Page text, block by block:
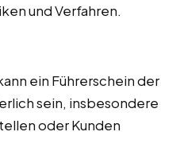
und Verfahren.
ein Führerschein der
sein, insbesondere
oder Kunden